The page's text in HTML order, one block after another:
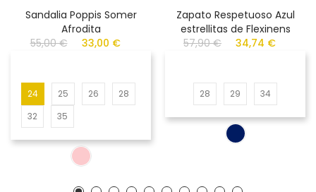
Sandalia Poppis Somer
Afrodita
55,00 €
33,00 €
24 25 26
28
32
35
Zapato Respetuoso Azul
estrellitas de Flexinens
57,90 €
34,74 €
28 29 34